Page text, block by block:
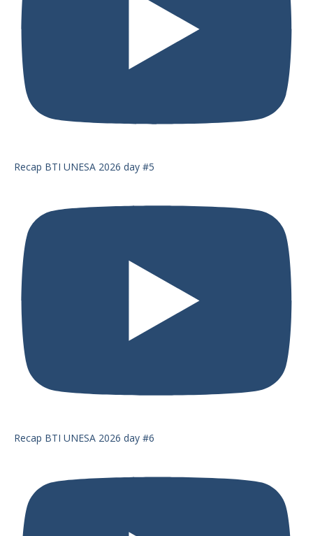
Recap BTI UNESA 2026 day #5
Recap BTI UNESA 2026 day #6